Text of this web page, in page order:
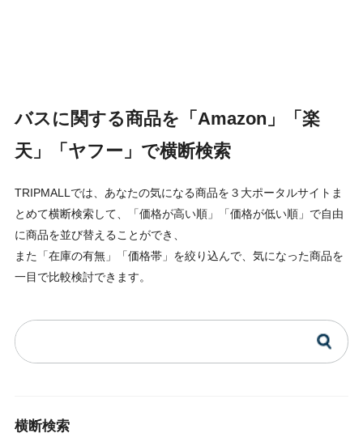
バスに関する商品を「Amazon」「楽
天」「ヤフー」で横断検索
TRIPMALLでは、あなたの気になる商品を３大ポータルサイトま
とめて横断検索して、「価格が高い順」「価格が低い順」で自由
に商品を並び替えることができ、
また「在庫の有無」「価格帯」を絞り込んで、気になった商品を
一目で比較検討できます。
横断検索